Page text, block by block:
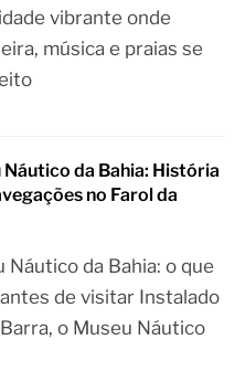
vibrante onde
música e praias se
Náutico da Bahia: História
no Farol da
Náutico da Bahia: o que
de visitar Instalado
o Museu Náutico